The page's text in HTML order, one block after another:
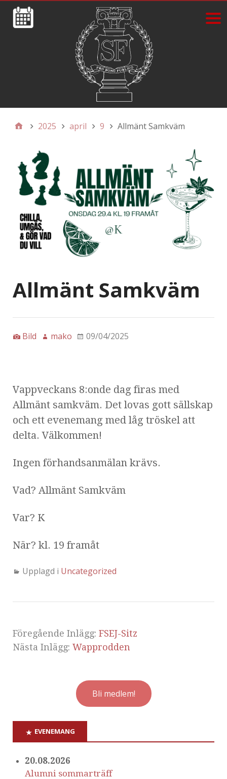
2025 april 9 Allmänt Samkväm
Allmänt Samkväm
Bild mako 09/04/2025
Vappveckans 8:onde dag firas med
Allmänt samkväm. Det lovas gott sällskap
och ett evenemang med låg tröskel att
delta. Välkommen!
Ingen förhandsanmälan krävs.
Vad? Allmänt Samkväm
Var? K
När? kl. 19 framåt
Upplagd i Uncategorized
Föregående Inlägg: FSEJ-Sitz
Nästa Inlägg: Wapprodden
Bli medlem!
EVENEMANG
20.08.2026
Alumni sommarträff